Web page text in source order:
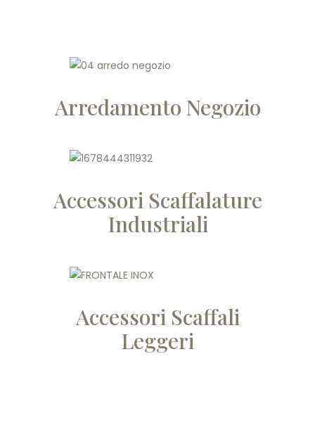
Arredamento Negozio
Accessori Scaffalature
Industriali
Accessori Scaffali
Leggeri